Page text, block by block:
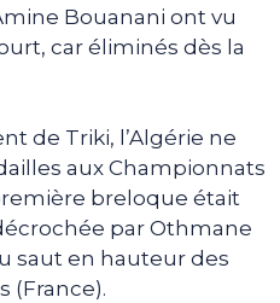
Bouanani ont vu
car éliminés dès la
de Triki, l’Algérie ne
aux Championnats
breloque était
par Othmane
saut en hauteur des
(France).